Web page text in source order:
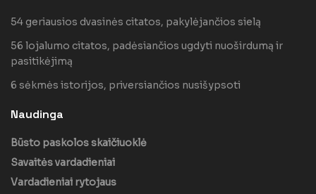
54 geriausios dvasinės citatos, pakylėjančios sielą
56 lojalumo citatos, padėsiančios ugdyti nuoširdumą ir
pasitikėjimą
6 sėkmės istorijos, priversiančios nusišypsoti
Naudinga
Būsto paskolos skaičiuoklė
Savaitės vardadieniai
Vardadieniai rytojaus